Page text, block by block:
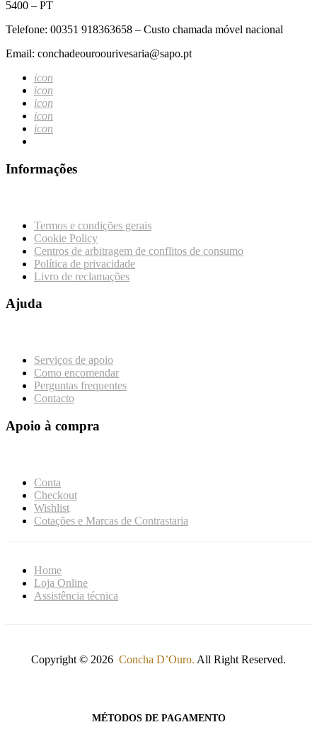
5400 – PT
Telefone: 00351 918363658 – Custo chamada móvel nacional
Email: conchadeouroourivesaria@sapo.pt
icon
icon
icon
icon
icon
Informações
Termos e condições gerais
Cookie Policy
Centros de arbitragem de conflitos de consumo
Política de privacidade
Livro de reclamações
Ajuda
Serviços de apoio
Como encomendar
Perguntas frequentes
Contacto
Apoio à compra
Conta
Checkout
Wishlist
Cotações e Marcas de Contrastaria
Home
Loja Online
Assistência técnica
Copyright © 2026 Concha D’Ouro. All Right Reserved.
MÉTODOS DE PAGAMENTO